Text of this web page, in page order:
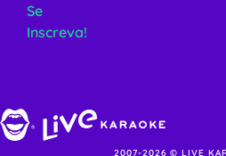
Se
Inscreva!
2007-2026 © LIVE